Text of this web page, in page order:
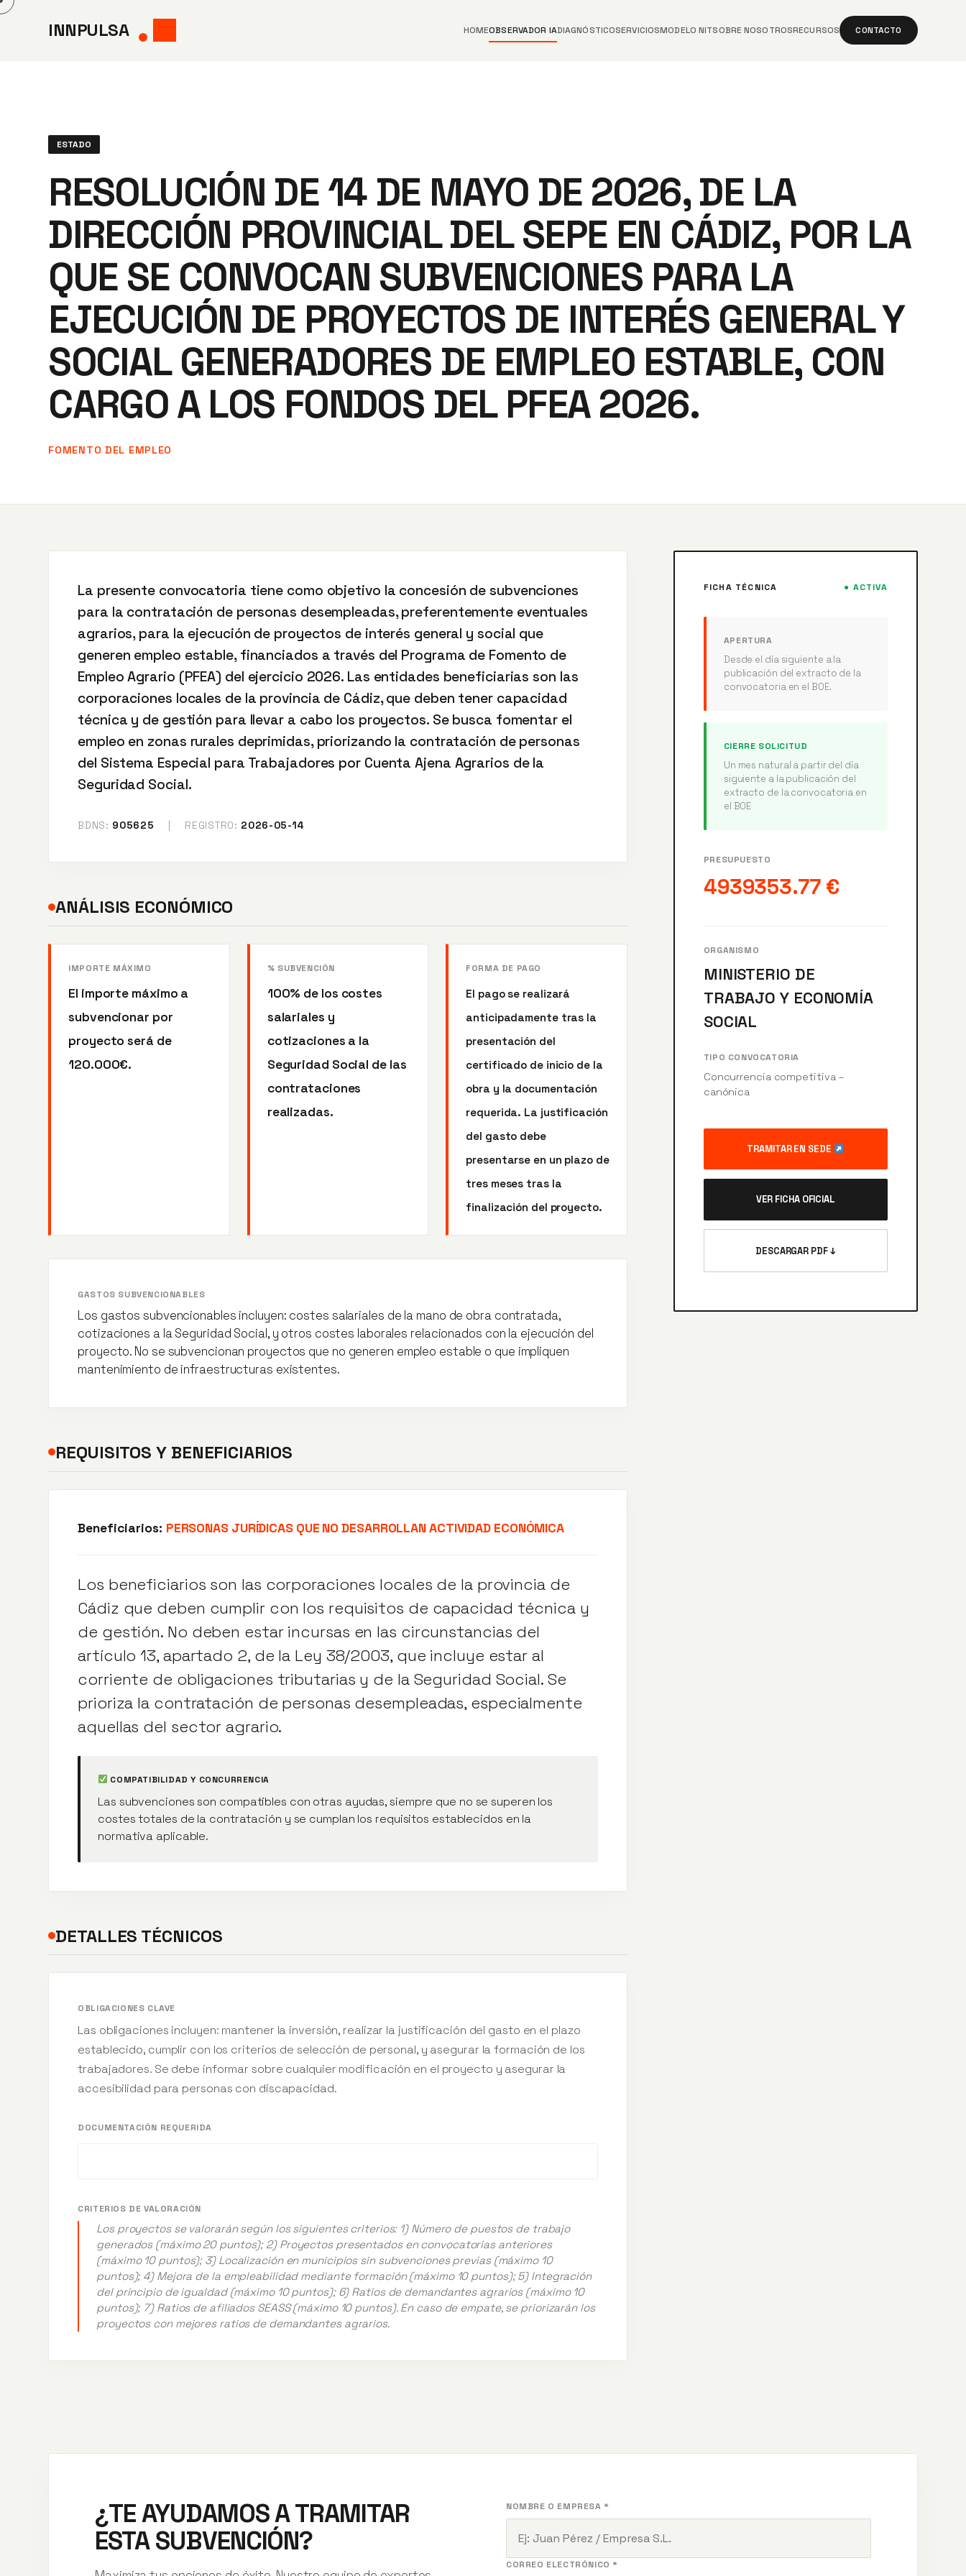
Saltar
INNPULSA HOMEOBSERVADOR IADIAGNÓSTICOSERVICIOSMODELO NITSOBRE NOSOTROSRECURSOS CONTACTO
ESTADO
RESOLUCIÓN DE 14 DE MAYO DE 2026, DE LA
DIRECCIÓN PROVINCIAL DEL SEPE EN CÁDIZ, POR LA
QUE SE CONVOCAN SUBVENCIONES PARA LA
EJECUCIÓN DE PROYECTOS DE INTERÉS GENERAL Y
SOCIAL GENERADORES DE EMPLEO ESTABLE, CON
CARGO A LOS FONDOS DEL PFEA 2026.
FOMENTO DEL EMPLEO
La presente convocatoria tiene como objetivo la concesión de subvenciones
para la contratación de personas desempleadas, preferentemente eventuales
agrarios, para la ejecución de proyectos de interés general y social que
generen empleo estable, financiados a través del Programa de Fomento de
Empleo Agrario (PFEA) del ejercicio 2026. Las entidades beneficiarias son las
corporaciones locales de la provincia de Cádiz, que deben tener capacidad
técnica y de gestión para llevar a cabo los proyectos. Se busca fomentar el
empleo en zonas rurales deprimidas, priorizando la contratación de personas
del Sistema Especial para Trabajadores por Cuenta Ajena Agrarios de la
Seguridad Social.
BDNS: 905625 REGISTRO: 2026-05-14
ANÁLISIS ECONÓMICO
IMPORTE MÁXIMO
El importe máximo a
subvencionar por
proyecto será de
120.000€.
% SUBVENCIÓN
100% de los costes
salariales y
cotizaciones a la
Seguridad Social de las
contrataciones
realizadas.
FORMA DE PAGO
El pago se realizará
anticipadamente tras la
presentación del
certificado de inicio de la
obra y la documentación
requerida. La justificación
del gasto debe
presentarse en un plazo de
tres meses tras la
finalización del proyecto.
GASTOS SUBVENCIONABLES
Los gastos subvencionables incluyen: costes salariales de la mano de obra contratada,
cotizaciones a la Seguridad Social, y otros costes laborales relacionados con la ejecución del
proyecto. No se subvencionan proyectos que no generen empleo estable o que impliquen
mantenimiento de infraestructuras existentes.
REQUISITOS Y BENEFICIARIOS
Beneficiarios: PERSONAS JURÍDICAS QUE NO DESARROLLAN ACTIVIDAD ECONÓMICA
Los beneficiarios son las corporaciones locales de la provincia de
Cádiz que deben cumplir con los requisitos de capacidad técnica y
de gestión. No deben estar incursas en las circunstancias del
artículo 13, apartado 2, de la Ley 38/2003, que incluye estar al
corriente de obligaciones tributarias y de la Seguridad Social. Se
prioriza la contratación de personas desempleadas, especialmente
aquellas del sector agrario.
COMPATIBILIDAD Y CONCURRENCIA
Las subvenciones son compatibles con otras ayudas, siempre que no se superen los
costes totales de la contratación y se cumplan los requisitos establecidos en la
normativa aplicable.
DETALLES TÉCNICOS
OBLIGACIONES CLAVE
Las obligaciones incluyen: mantener la inversión, realizar la justificación del gasto en el plazo
establecido, cumplir con los criterios de selección de personal, y asegurar la formación de los
trabajadores. Se debe informar sobre cualquier modificación en el proyecto y asegurar la
accesibilidad para personas con discapacidad.
DOCUMENTACIÓN REQUERIDA
CRITERIOS DE VALORACIÓN
Los proyectos se valorarán según los siguientes criterios: 1) Número de puestos de trabajo
generados (máximo 20 puntos); 2) Proyectos presentados en convocatorias anteriores
(máximo 10 puntos); 3) Localización en municipios sin subvenciones previas (máximo 10
puntos); 4) Mejora de la empleabilidad mediante formación (máximo 10 puntos); 5) Integración
del principio de igualdad (máximo 10 puntos); 6) Ratios de demandantes agrarios (máximo 10
puntos); 7) Ratios de afiliados SEASS (máximo 10 puntos). En caso de empate, se priorizarán los
proyectos con mejores ratios de demandantes agrarios.
FICHA TÉCNICA ● ACTIVA
APERTURA
Desde el día siguiente a la
publicación del extracto de la
convocatoria en el BOE.
CIERRE SOLICITUD
Un mes natural a partir del día
siguiente a la publicación del
extracto de la convocatoria en
el BOE
PRESUPUESTO
4939353.77 €
ORGANISMO
MINISTERIO DE
TRABAJO Y ECONOMÍA
SOCIAL
TIPO CONVOCATORIA
Concurrencia competitiva –
canónica
TRAMITAR EN SEDE
VER FICHA OFICIAL
DESCARGAR PDF ↓
¿TE AYUDAMOS A TRAMITAR
ESTA SUBVENCIÓN?
NOMBRE O EMPRESA *
CORREO ELECTRÓNICO *